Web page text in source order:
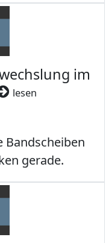
im
lesen
Bandscheiben
gerade.